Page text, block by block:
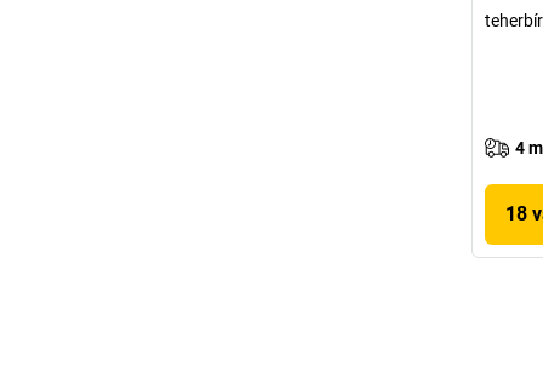
4
18